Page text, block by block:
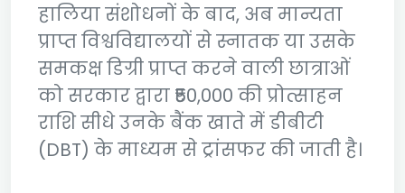
हालिया संशोधनों के बाद, अब मान्यता
प्राप्त विश्वविद्यालयों से स्नातक या उसके
समकक्ष डिग्री प्राप्त करने वाली छात्राओं
को सरकार द्वारा ₹50,000 की प्रोत्साहन
राशि सीधे उनके बैंक खाते में डीबीटी
(DBT) के माध्यम से ट्रांसफर की जाती है।